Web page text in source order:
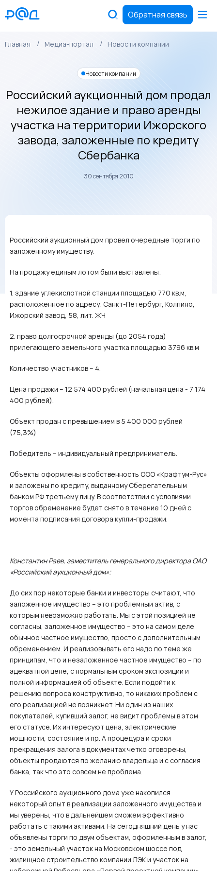
Обратная связь
Главная Медиа-портал Новости компании
Новости компании
Российский аукционный дом продал
нежилое здание и право аренды
участка на территории Ижорского
завода, заложенные по кредиту
Сбербанка
30 сентября 2010
Российский аукционный дом провел очередные торги по
заложенному имуществу.
На продажу единым лотом были выставлены:
1. здание углекислотной станции площадью 770 кв.м,
расположенное по адресу: Санкт-Петербург, Колпино,
Ижорский завод, 58, лит. ЖЧ
2. право долгосрочной аренды (до 2054 года)
прилегающего земельного участка площадью 3796 кв.м
Количество участников – 4.
Цена продажи – 12 574 400 рублей (начальная цена - 7 174
400 рублей).
Объект продан с превышением в 5 400 000 рублей
(75,3%)
Победитель – индивидуальный предприниматель.
Объекты оформлены в собственность ООО «Крафтум-Рус»
и заложены по кредиту, выданному Сберегательным
банком РФ третьему лицу. В соответствии с условиями
торгов обременение будет снято в течение 10 дней с
момента подписания договора купли-продажи.
Константин Раев, заместитель генерального директора ОАО
«Российский аукционный дом»:
До сих пор некоторые банки и инвесторы считают, что
заложенное имущество – это проблемный актив, с
которым невозможно работать. Мы с этой позицией не
согласны, заложенное имущество – это на самом деле
обычное частное имущество, просто с дополнительным
обременением. И реализовывать его надо по теме же
принципам, что и незаложенное частное имущество – по
адекватной цене, с нормальным сроком экспозиции и
полной информацией об объекте. Если подойти к
решению вопроса конструктивно, то никаких проблем с
его реализацией не возникнет. Ни один из наших
покупателей, купивший залог, не видит проблемы в этом
его статусе. Их интересуют цена, электрические
мощности, состояние и пр. А процедура и сроки
прекращения залога в документах четко оговорены,
объекты продаются по желанию владельца и с согласия
банка, так что это совсем не проблема.
У Российского аукционного дома уже накопился
некоторый опыт в реализации заложенного имущества и
мы уверены, что в дальнейшем сможем эффективно
работать с такими активами. На сегодняшний день у нас
объявлены торги по двум объектам, оформленным в залог,
- это земельный участок на Московском шоссе под
жилищное строительство компании ЛЭК и участок на